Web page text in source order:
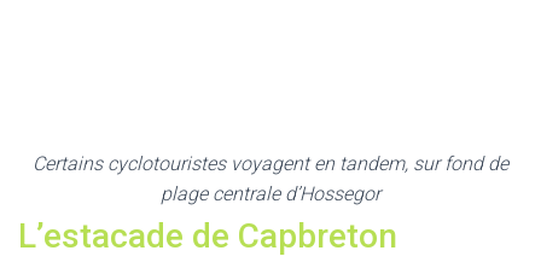
Certains cyclotouristes voyagent en tandem, sur fond de
plage centrale d’Hossegor
L’estacade de Capbreton